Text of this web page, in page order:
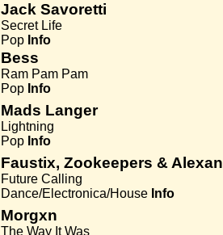
Jack Savoretti
Secret Life
Pop Info
Bess
Ram Pam Pam
Pop Info
Mads Langer
Lightning
Pop Info
Faustix, Zookeepers &
Future Calling
Dance/Electronica/House Info
Morgxn
The Way It Was